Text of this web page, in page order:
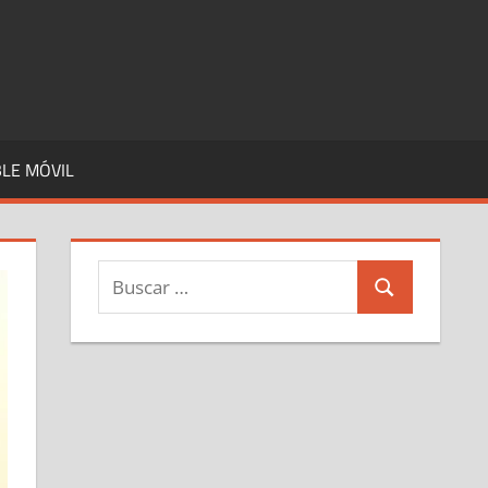
MÓVIL
Buscar:
Buscar